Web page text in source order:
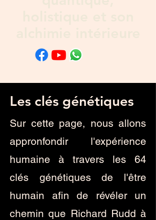
Les clés génétiques
Sur cette page, nous allons
appronfondir l'expérience
humaine à travers les 64
clés génétiques de l'être
humain afin de révéler un
chemin que Richard Rudd à